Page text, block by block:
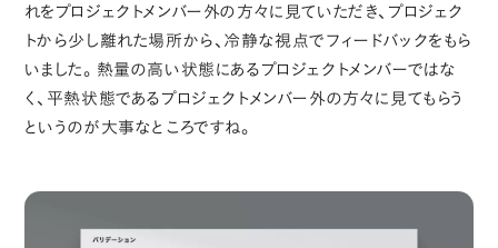
れをプロジェクトメンバー外の方々に見ていただき、プロジェク
トから少し離れた場所から、冷静な視点でフィードバックをもら
いました。熱量の高い状態にあるプロジェクトメンバーではな
く、平熱状態であるプロジェクトメンバー外の方々に見てもらう
というのが大事なところですね。